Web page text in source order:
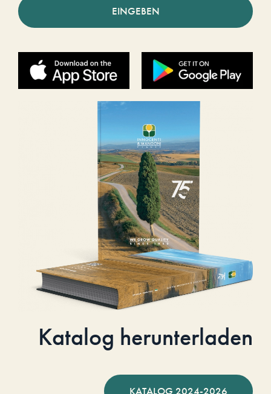
EINGEBEN
Katalog herunterladen
KATALOG 2024-2026